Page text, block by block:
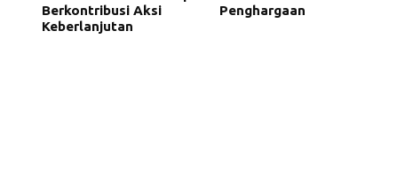
Berkontribusi Aksi
Keberlanjutan
Penghargaan